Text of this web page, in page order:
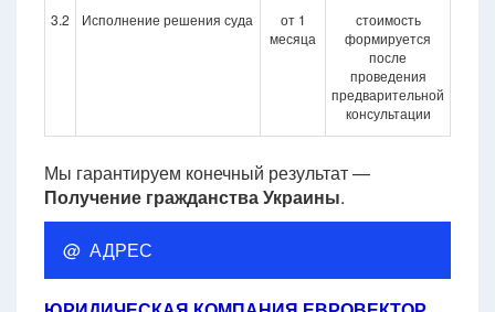
3.2 Исполнение решения суда
от 1
месяца
стоимость
формируется
после
проведения
предварительной
консультации
Мы гарантируем конечный результат —
Получение гражданства Украины.
@ АДРЕС